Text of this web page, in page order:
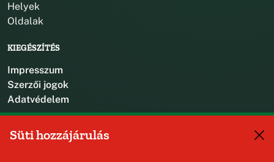
Helyek
Oldalak
KIEGÉSZÍTÉS
Impresszum
Szerzői jogok
Adatvédelem
Süti hozzájárulás